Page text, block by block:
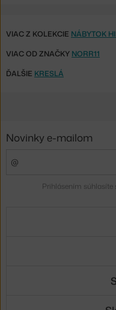
VIAC Z KOLEKCIE NÁBYTOK
VIAC OD ZNAČKY NORR11
ĎALŠIE KRESLÁ
Novinky e-mailom
Prihlásením súhlasíte